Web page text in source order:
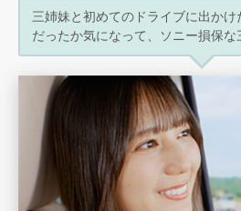
三姉妹と初めてのドライブに出かけ
だったか気になって、
ソニー損保